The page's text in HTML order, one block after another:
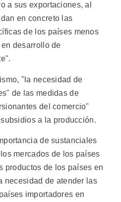
a sus exportaciones, al
en concreto las
de los países menos
desarrollo de
"la necesidad de
de las medidas de
del comercio"
a la producción.
de sustanciales
mercados de los países
productos de los países en
necesidad de atender las
importadores en